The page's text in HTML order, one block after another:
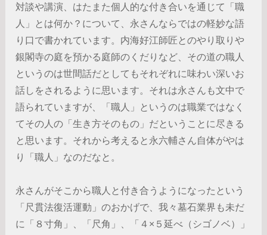
対談や講演、はたまた個人的な付き合いを通じて「職
人」とは何か？について、永さんならではの軽妙な語
り口で書かれています。内海好江師匠とのやり取りや
銀閣寺の庭を預かる庭師のくだりなど、その道の職人
というのは世間話だとしてもそれぞれに味わい深いお
話しをされるように思います。それは永さんも文中で
語られていますが、「職人」というのは職業ではなく
てその人の「生き方そのもの」だということに尽きる
と思います。それから考えると永六輔さん自体がやは
り「職人」なのだなと。
永さんがそこから職人と付き合うようになったという
「尺貫法復活運動」のおかげで、我々墓石業界も未だ
に「８寸角」、「尺角」、「４×５延べ（シゴノベ）」